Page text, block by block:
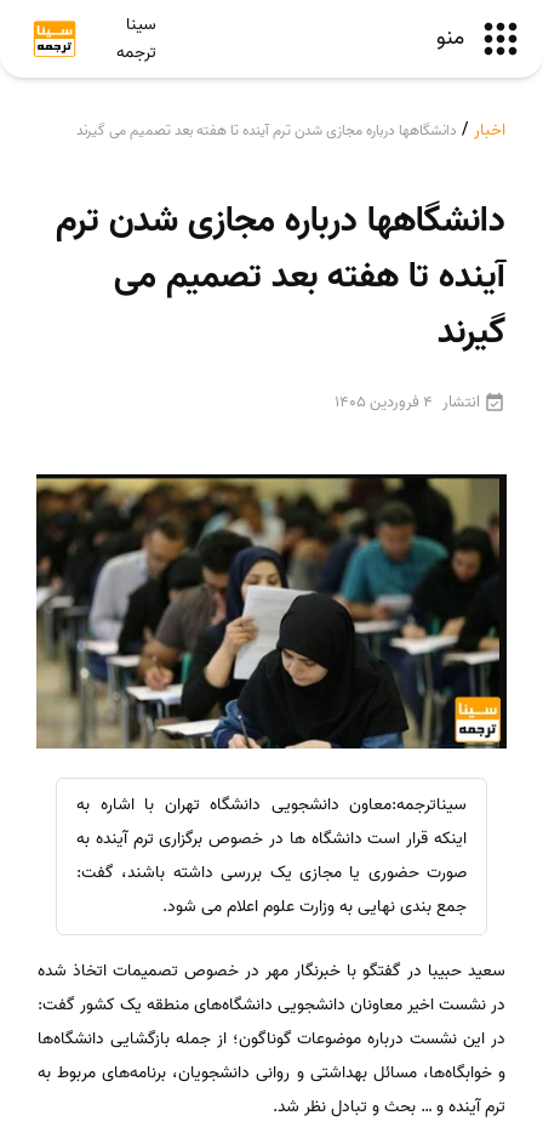
منو
سینا
ترجمه
اخبار / دانشگاهها درباره مجازی شدن ترم آینده تا هفته بعد تصمیم می گیرند
دانشگاهها درباره مجازی شدن ترم
آینده تا هفته بعد تصمیم می
گیرند
انتشار 4 فروردین 1405
سیناترجمه:معاون دانشجویی دانشگاه تهران با اشاره به
اینکه قرار است دانشگاه ها در خصوص برگزاری ترم آینده به
صورت حضوری یا مجازی یک بررسی داشته باشند، گفت:
جمع بندی نهایی به وزارت علوم اعلام می شود.
سعید حبیبا در گفتگو با خبرنگار مهر در خصوص تصمیمات اتخاذ شده
در نشست اخیر معاونان دانشجویی دانشگاه‌های منطقه یک کشور گفت:
در این نشست درباره موضوعات گوناگون؛ از جمله بازگشایی دانشگاه‌ها
و خوابگاه‌ها، مسائل بهداشتی و روانی دانشجویان، برنامه‌های مربوط به
ترم آینده و … بحث و تبادل نظر شد.